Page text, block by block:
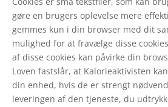
gøre en brugers oplevelse mere
gemmes kun i din browser med dit
mulighed for at fravælge disse
af disse cookies kan påvirke din
Loven fastslår, at Kalorieaktivisten
din enhed, hvis de er strengt
leveringen af den tjeneste, du